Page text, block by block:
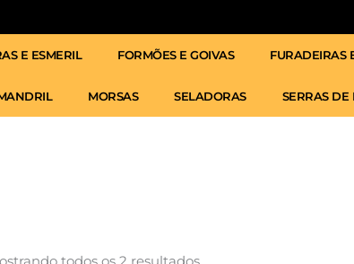
E ESMERIL FORMÕES E GOIVAS FURADEIRAS
MORSAS SELADORAS SERRAS DE